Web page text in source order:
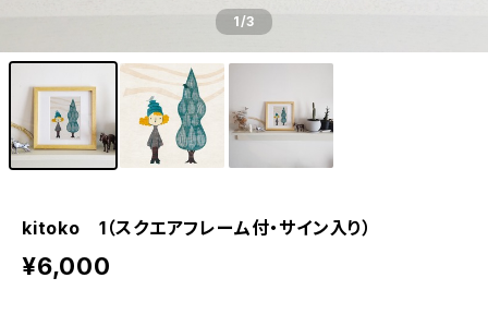
1/3
kitoko 1（スクエアフレーム付・サイン入り）
¥6,000